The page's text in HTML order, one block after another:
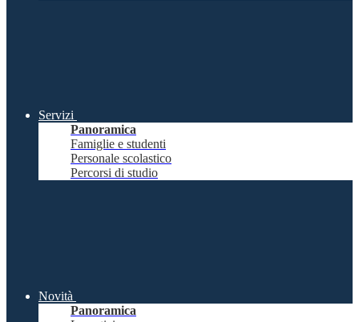
Servizi
Panoramica
Famiglie e studenti
Personale scolastico
Percorsi di studio
Novità
Panoramica